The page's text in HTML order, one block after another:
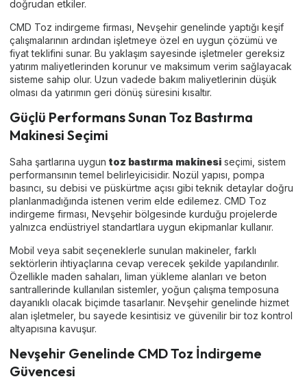
doğrudan etkiler.
CMD Toz indirgeme firması, Nevşehir genelinde yaptığı keşif
çalışmalarının ardından işletmeye özel en uygun çözümü ve
fiyat teklifini sunar. Bu yaklaşım sayesinde işletmeler gereksiz
yatırım maliyetlerinden korunur ve maksimum verim sağlayacak
sisteme sahip olur. Uzun vadede bakım maliyetlerinin düşük
olması da yatırımın geri dönüş süresini kısaltır.
Güçlü Performans Sunan Toz Bastırma
Makinesi Seçimi
Saha şartlarına uygun toz bastırma makinesi seçimi, sistem
performansının temel belirleyicisidir. Nozül yapısı, pompa
basıncı, su debisi ve püskürtme açısı gibi teknik detaylar doğru
planlanmadığında istenen verim elde edilemez. CMD Toz
indirgeme firması, Nevşehir bölgesinde kurduğu projelerde
yalnızca endüstriyel standartlara uygun ekipmanlar kullanır.
Mobil veya sabit seçeneklerle sunulan makineler, farklı
sektörlerin ihtiyaçlarına cevap verecek şekilde yapılandırılır.
Özellikle maden sahaları, liman yükleme alanları ve beton
santrallerinde kullanılan sistemler, yoğun çalışma temposuna
dayanıklı olacak biçimde tasarlanır. Nevşehir genelinde hizmet
alan işletmeler, bu sayede kesintisiz ve güvenilir bir toz kontrol
altyapısına kavuşur.
Nevşehir Genelinde CMD Toz İndirgeme
Güvencesi